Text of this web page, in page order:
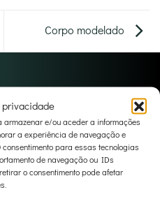
privacidade
armazenar e/ou aceder a informações
a experiência de navegação e
para essas tecnologias
de navegação ou IDs
o consentimento pode afetar
Corpo modelado
principal